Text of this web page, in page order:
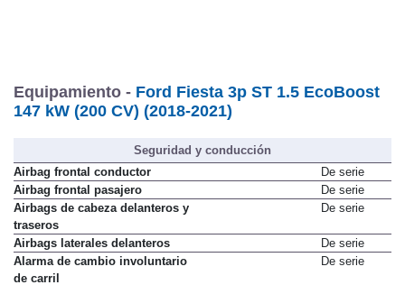
Equipamiento -Ford Fiesta 3p ST 1.5 EcoBoost
147 kW (200 CV) (2018-2021)
Seguridad y conducción
Airbag frontal conductor
De serie
Airbag frontal pasajero
De serie
Airbags de cabeza delanteros y
traseros
Airbags laterales delanteros
De serie
Alarma de cambio involuntario